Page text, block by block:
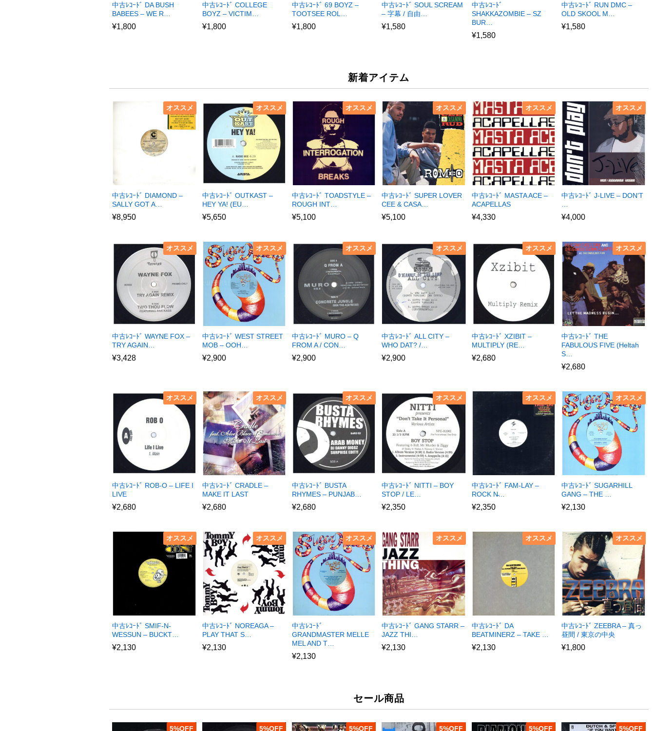
中古ﾚｺｰﾄﾞ DA BUSH
BABEES – WE R…
¥1,800
中古ﾚｺｰﾄﾞ COLLEGE
BOYZ – VICTIM…
¥1,800
中古ﾚｺｰﾄﾞ 69 BOYZ –
TOOTSEE ROL…
¥1,800
中古ﾚｺｰﾄﾞ SOUL SCREAM
– 字幕 / 自由…
¥1,580
中古ﾚｺｰﾄﾞ
SHAKKAZOMBIE – SZ
BUR…
¥1,580
中古ﾚｺｰﾄﾞ RUN DMC –
OLD SKOOL M…
¥1,580
新着アイテム
オススメ
中古ﾚｺｰﾄﾞ DIAMOND –
SALLY GOT A…
¥8,950
オススメ
中古ﾚｺｰﾄﾞ OUTKAST –
HEY YA! (EU…
¥5,650
オススメ
中古ﾚｺｰﾄﾞ TOADSTYLE –
ROUGH INT…
¥5,100
オススメ
中古ﾚｺｰﾄﾞ SUPER LOVER
CEE & CASA…
¥5,100
オススメ
中古ﾚｺｰﾄﾞ MASTA ACE –
ACAPELLAS
¥4,330
オススメ
中古ﾚｺｰﾄﾞ J-LIVE – DON’T
¥4,000
オススメ
中古ﾚｺｰﾄﾞ WAYNE FOX –
TRY AGAIN…
¥3,428
オススメ
中古ﾚｺｰﾄﾞ WEST STREET
MOB – OOH…
¥2,900
オススメ
中古ﾚｺｰﾄﾞ MURO – Q
FROM A / CON…
¥2,900
オススメ
中古ﾚｺｰﾄﾞ ALL CITY –
WHO DAT? /…
¥2,900
オススメ
中古ﾚｺｰﾄﾞ XZIBIT –
MULTIPLY (RE…
¥2,680
オススメ
中古ﾚｺｰﾄﾞ THE
FABULOUS FIVE (Heltah
S…
¥2,680
オススメ
中古ﾚｺｰﾄﾞ ROB-O – LIFE I
LIVE
¥2,680
オススメ
中古ﾚｺｰﾄﾞ CRADLE –
MAKE IT LAST
¥2,680
オススメ
中古ﾚｺｰﾄﾞ BUSTA
RHYMES – PUNJAB…
¥2,680
オススメ
中古ﾚｺｰﾄﾞ NITTI – BOY
STOP / LE…
¥2,350
オススメ
中古ﾚｺｰﾄﾞ FAM-LAY –
ROCK N̵…
¥2,350
オススメ
中古ﾚｺｰﾄﾞ SUGARHILL
GANG – THE …
¥2,130
オススメ
中古ﾚｺｰﾄﾞ SMIF-N-
WESSUN – BUCKT…
¥2,130
オススメ
中古ﾚｺｰﾄﾞ NOREAGA –
PLAY THAT S…
¥2,130
オススメ
中古ﾚｺｰﾄﾞ
GRANDMASTER MELLE
MEL AND T…
¥2,130
オススメ
中古ﾚｺｰﾄﾞ GANG STARR –
JAZZ THI…
¥2,130
オススメ
中古ﾚｺｰﾄﾞ DA
BEATMINERZ – TAKE …
¥2,130
オススメ
中古ﾚｺｰﾄﾞ ZEEBRA – 真っ
昼間 / 東京の中央
¥1,800
セール商品
5% 5% 5% 5% 5% 5%